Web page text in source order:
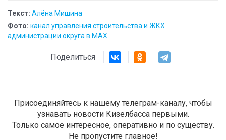
Текст: Алёна Мишина
Фото: канал управления строительства и ЖКХ
администрации округа в МАХ
Поделиться
Присоединяйтесь к нашему телеграм-каналу, чтобы
узнавать новости Кизелбасса первыми.
Только самое интересное, оперативно и по существу.
Не пропустите главное!